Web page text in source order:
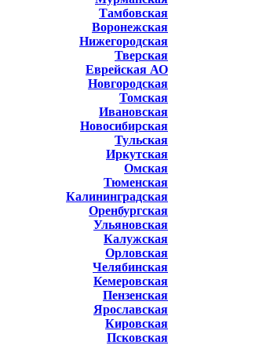
Тамбовская
Воронежская
Нижегородская
Тверская
Еврейская АО
Новгородская
Томская
Ивановская
Новосибирская
Тульская
Иркутская
Омская
Тюменская
Калининградская
Оренбургская
Ульяновская
Калужская
Орловская
Челябинская
Кемеровская
Пензенская
Ярославская
Кировская
Псковская